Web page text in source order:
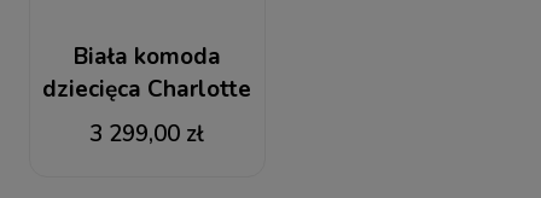
Biała komoda
dziecięca Charlotte
3 299,00 zł